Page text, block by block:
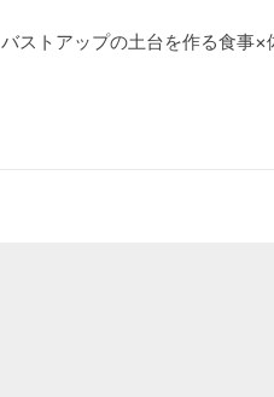
バストアップの土台を作る食事×